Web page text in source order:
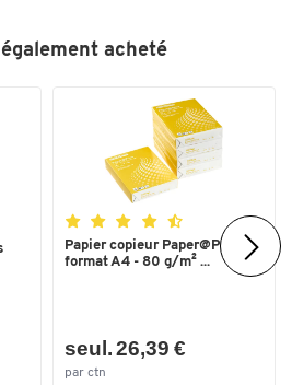
acheté
Papier copieur Paper@Print -
format A4 - 80 g/m² ...
seul. 26,39 €
par ctn